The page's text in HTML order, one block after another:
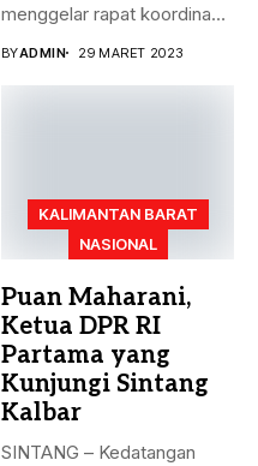
menggelar rapat koordinasi
BYADMIN 29 MARET 2023
KALIMANTAN BARAT
NASIONAL
Puan Maharani,
Ketua DPR RI
Partama yang
Kunjungi Sintang
Kalbar
SINTANG – Kedatangan